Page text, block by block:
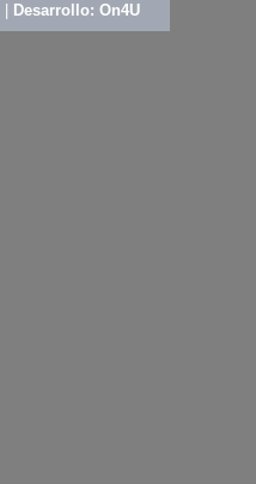
Desarrollo: On4U